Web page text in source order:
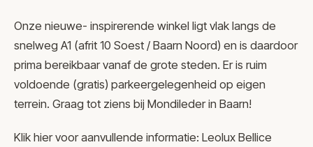
Onze nieuwe- inspirerende winkel ligt vlak langs de
snelweg A1 (afrit 10 Soest / Baarn Noord) en is daardoor
prima bereikbaar vanaf de grote steden. Er is ruim
voldoende (gratis) parkeergelegenheid op eigen
terrein. Graag tot ziens bij Mondileder in Baarn!
Klik hier voor aanvullende informatie: Leolux Bellice